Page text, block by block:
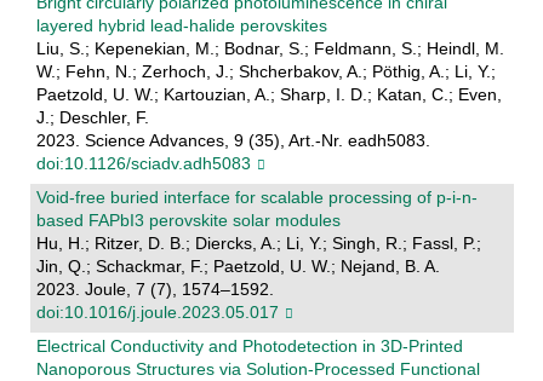
layered hybrid lead-halide perovskites
Liu, S.; Kepenekian, M.; Bodnar, S.; Feldmann, S.; Heindl, M.
W.; Fehn, N.; Zerhoch, J.; Shcherbakov, A.; Pöthig, A.; Li, Y.;
Paetzold, U. W.; Kartouzian, A.; Sharp, I. D.; Katan, C.; Even,
J.; Deschler, F.
2023. Science Advances, 9 (35), Art.-Nr. eadh5083.
doi:10.1126/sciadv.adh5083
Void-free buried interface for scalable processing of p-i-n-
based FAPbI3 perovskite solar modules
Hu, H.; Ritzer, D. B.; Diercks, A.; Li, Y.; Singh, R.; Fassl, P.;
Jin, Q.; Schackmar, F.; Paetzold, U. W.; Nejand, B. A.
2023. Joule, 7 (7), 1574–1592.
doi:10.1016/j.joule.2023.05.017
Electrical Conductivity and Photodetection in 3D‐Printed
Nanoporous Structures via Solution‐Processed Functional